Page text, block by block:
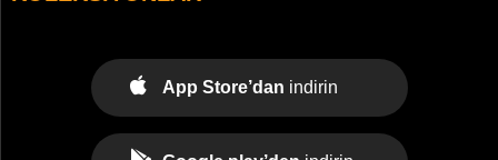
App Store’dan indirin